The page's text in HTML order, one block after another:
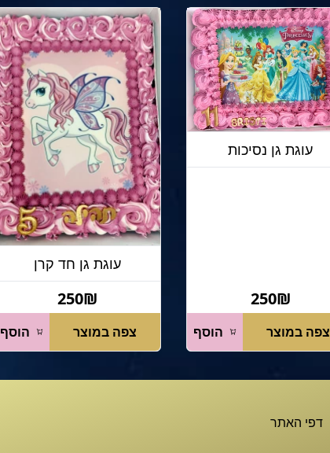
עוגת גן נסיכות
250₪
צפה במוצר הוסף
עוגת גן חד קרן
250₪
צפה במוצר הוסף
דפי האתר